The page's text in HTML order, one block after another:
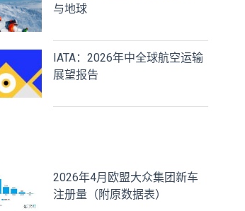
与地球
IATA：2026年中全球航空运输
展望报告
2026年4月欧盟大众集团新车
注册量（附原数据表） ​​​